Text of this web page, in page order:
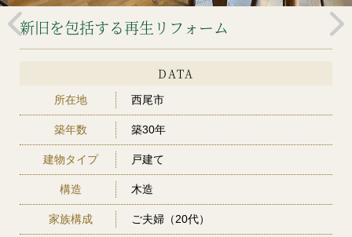
新旧を包括する再生リフォーム
DATA
所在地 西尾市
築年数 築30年
建物タイプ 戸建て
構造 木造
家族構成 ご夫婦（20代）